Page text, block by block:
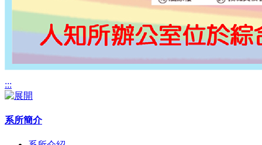
:::
系所簡介